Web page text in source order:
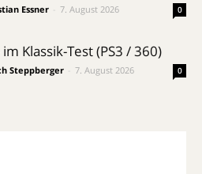
Essner 7. August 2026 0
Klassik-Test (PS3 / 360)
Steppberger 7. August 2026 0